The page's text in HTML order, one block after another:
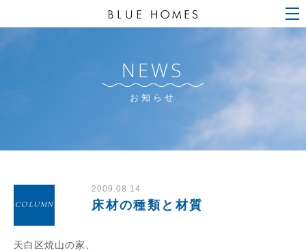
NEWS
お知らせ
COLUMN
2009.08.14
床材の種類と材質
天白区焼山の家、